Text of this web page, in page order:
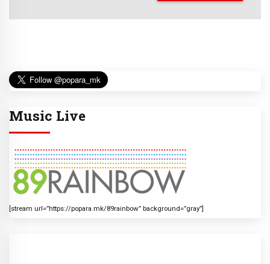
Music Live
[stream url=”https://popara.mk/89rainbow” background=”gray”]